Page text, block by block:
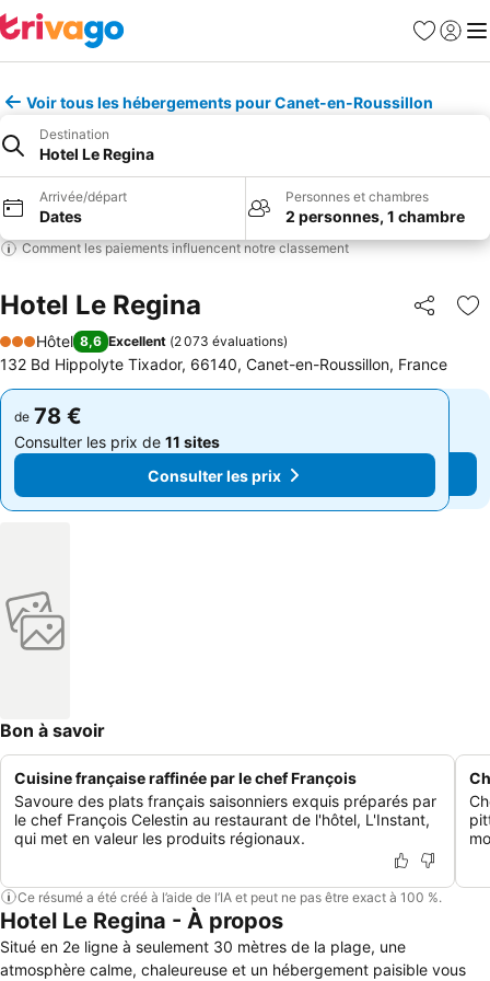
Favoris
Se
Voir tous les hébergements pour Canet-en-Roussillon
Destination
Hotel Le Regina
Arrivée/départ
Dates
Personnes et chambres
2 personnes, 1 chambre
Comment les paiements influencent notre classement
Hotel Le Regina Partager
3 Étoiles
Hôtel 8,6 Excellent (2 073 évaluations)
132 Bd Hippolyte Tixador, 66140, Canet-en-Roussillon, France
de 78 €
Consulter les prix de 11 sites
Consulter les prix
de 78 €
Consulter les prix de 11 sites
Consulter les prix
Bon à savoir
Cuisine française raffinée par le chef François
Savoure des plats français saisonniers exquis préparés par
le chef François Celestin au restaurant de l'hôtel, L'Instant,
qui met en valeur les produits régionaux.
Ce résumé a été créé à l’aide de l’IA et peut ne pas être exact à 100 %.
Hotel Le Regina - À propos
Situé en 2e ligne à seulement 30 mètres de la plage, une
atmosphère calme, chaleureuse et un hébergement paisible vous